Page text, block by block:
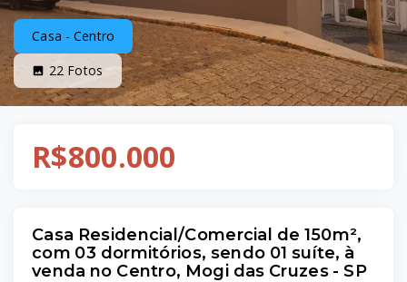
Casa - Centro
22 Fotos
R$800.000
Casa Residencial/Comercial de 150m²,
com 03 dormitórios, sendo 01 suíte, à
venda no Centro, Mogi das Cruzes - SP